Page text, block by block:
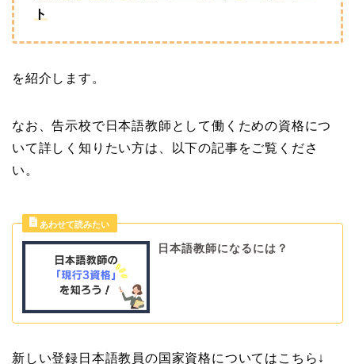
ト
を紹介します。
なお、告示校で日本語教師として働くための資格につ
いて詳しく知りたい方は、以下の記事をご覧くださ
い。
日本語教師になるには？
新しい登録日本語教員の国家資格についてはこちら↓